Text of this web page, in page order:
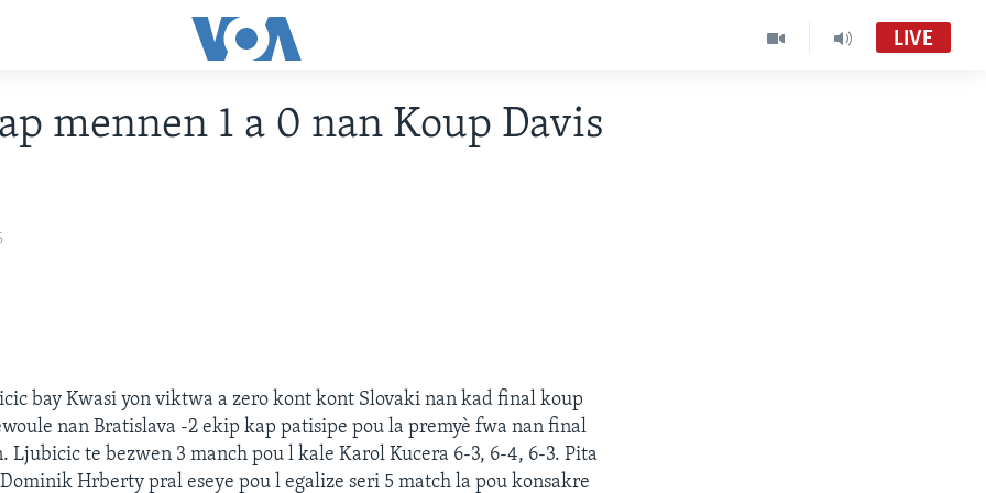
LIVE
mennen 1 a 0 nan Koup Davis
bay Kwasi yon viktwa a zero kont kont Slovaki nan kad final koup
nan Bratislava -2 ekip kap patisipe pou la premyè fwa nan final
Ljubicic te bezwen 3 manch pou l kale Karol Kucera 6-3, 6-4, 6-3. Pita
Hrberty pral eseye pou l egalize seri 5 match la pou konsakre